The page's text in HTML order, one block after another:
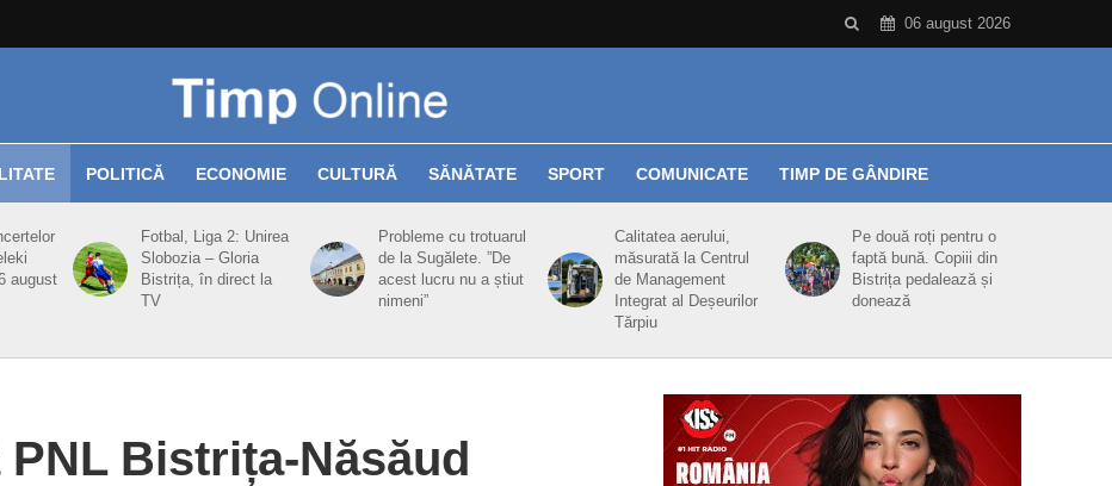
06 august 2026
POLITICĂ ECONOMIE CULTURĂ SĂNĂTATE SPORT COMUNICATE TIMP DE GÂNDIRE
august
Fotbal, Liga 2: Unirea
Slobozia – Gloria
Bistrița, în direct la
TV
Probleme cu trotuarul
de la Sugălete. ”De
acest lucru nu a știut
nimeni”
Calitatea aerului,
măsurată la Centrul
de Management
Integrat al Deșeurilor
Tărpiu
Pe două roți pentru o
faptă bună. Copiii din
Bistrița pedalează și
donează
Bistrița-Năsăud